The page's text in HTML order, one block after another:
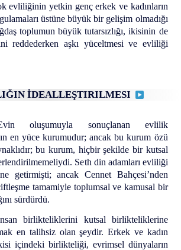
evliliğinin yetkin genç erkek ve kadınların
üstüne büyük bir gelişim olmadığı
toplumun büyük tutarsızlığı, ikisinin de
reddederken aşkı yüceltmesi ve evliliği
İDEALLEŞTIRILMESI
oluşumuyla sonuçlanan evlilik
en yüce kurumudur; ancak bu kurum özü
bu kurum, hiçbir şekilde bir kutsal
Seth din adamları evliliği
getirmişti; ancak Cennet Bahçesi’nden
tamamiyle toplumsal ve kamusal bir
sürdürdü.
birlikteliklerini kutsal birlikteliklerine
en talihsiz olan şeydir. Erkek ve kadın
içindeki birlikteliği, evrimsel dünyaların